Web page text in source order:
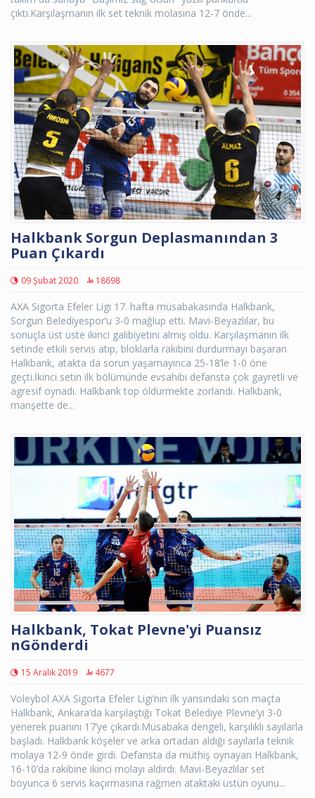
çıktı.Karşılaşmanın ilk set teknik molasına 12-7 önde...
Halkbank Sorgun Deplasmanından 3
Puan Çıkardı
09 Şubat 2020 18698
AXA Sigorta Efeler Ligi 17. hafta müsabakasında Halkbank,
Sorgun Belediyespor’u 3-0 mağlup etti. Mavi-Beyazlılar, bu
sonuçla üst üste ikinci galibiyetini almış oldu. Karşılaşmanın ilk
setinde etkili servis atıp, bloklarla rakibini durdurmayı başaran
Halkbank, atakta da sorun yaşamayınca 25-18’le 1-0 öne
geçti.İkinci setin ilk bölümünde evsahibi defansta çok gayretli ve
agresif oynadı. Halkbank top öldürmekte zorlandı. Halkbank,
manşette de...
Halkbank, Tokat Plevne'yi Puansız
nGönderdi
15 Aralık 2019 4677
Voleybol AXA Sigorta Efeler Ligi’nin ilk yarısındaki son maçta
Halkbank, Ankara’da karşılaştığı Tokat Belediye Plevne’yi 3-0
yenerek puanını 17’ye çıkardı.Müsabaka dengeli, karşılıklı sayılarla
başladı. Halkbank köşeler ve arka ortadan aldığı sayılarla teknik
molaya 12-9 önde girdi. Defansta da müthiş oynayan Halkbank,
16-10’da rakibine ikinci molayı aldırdı. Mavi-Beyazlılar set
boyunca 6 servis kaçırmasına rağmen ataktaki üstün oyunu...